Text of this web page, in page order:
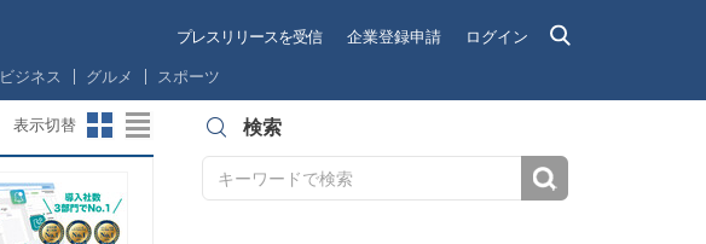
プレスリリースを受信 企業登録申請 ログイン
ビジネス グルメ スポーツ
表示切替 検索